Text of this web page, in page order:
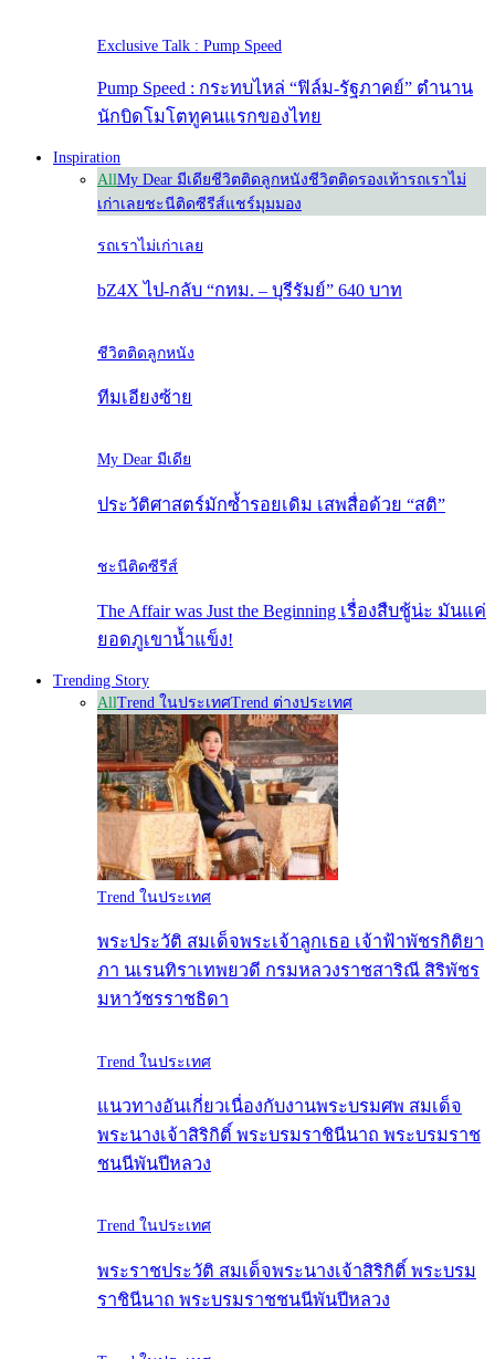
Exclusive Talk : Pump Speed
Pump Speed : กระทบไหล่ “ฟิล์ม-รัฐภาคย์” ตำนาน
นักบิดโมโตทูคนแรกของไทย
Inspiration
AllMy Dear มีเดียชีวิตติดลูกหนังชีวิตติดรองเท้ารถเราไม่
เก่าเลยชะนีติดซีรีส์แชร์มุมมอง
รถเราไม่เก่าเลย
bZ4X ไป-กลับ “กทม. – บุรีรัมย์” 640 บาท
ชีวิตติดลูกหนัง
ทีมเอียงซ้าย
My Dear มีเดีย
ประวัติศาสตร์มักซ้ำรอยเดิม เสพสื่อด้วย “สติ”
ชะนีติดซีรีส์
The Affair was Just the Beginning เรื่องสืบชู้น่ะ มันแค่
ยอดภูเขาน้ำแข็ง!
Trending Story
AllTrend ในประเทศTrend ต่างประเทศ
Trend ในประเทศ
พระประวัติ สมเด็จพระเจ้าลูกเธอ เจ้าฟ้าพัชรกิติยา
ภา นเรนทิราเทพยวดี กรมหลวงราชสาริณี สิริพัชร
มหาวัชรราชธิดา
Trend ในประเทศ
แนวทางอันเกี่ยวเนื่องกับงานพระบรมศพ สมเด็จ
พระนางเจ้าสิริกิติ์ พระบรมราชินีนาถ พระบรมราช
ชนนีพันปีหลวง
Trend ในประเทศ
พระราชประวัติ สมเด็จพระนางเจ้าสิริกิติ์ พระบรม
ราชินีนาถ พระบรมราชชนนีพันปีหลวง